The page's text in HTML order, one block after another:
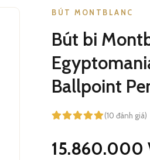
BÚT MONTBLANC
Bút bi
Ballpoint
(10 đánh giá)
15.860.000